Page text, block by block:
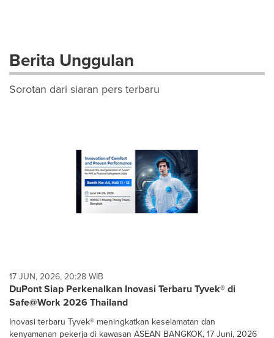
Berita Unggulan
Sorotan dari siaran pers terbaru
17 JUN, 2026, 20:28 WIB
DuPont Siap Perkenalkan Inovasi Terbaru Tyvek® di
Safe@Work 2026 Thailand
Inovasi terbaru Tyvek® meningkatkan keselamatan dan
kenyamanan pekerja di kawasan ASEAN BANGKOK, 17 Juni, 2026